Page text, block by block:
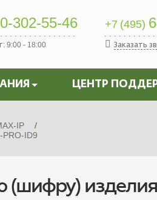
302-55-46
9:00 - 18:00
+7 (495)
Заказать
ЦЕНТР
IP
ID9
(шифру) изделия